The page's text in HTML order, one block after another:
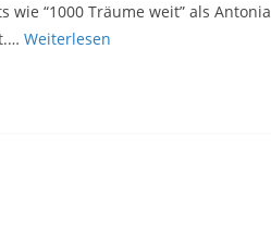
“1000 Träume weit” als Antonia
Weiterlesen